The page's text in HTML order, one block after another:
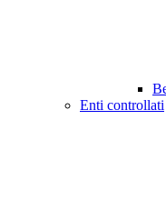
Enti controllati